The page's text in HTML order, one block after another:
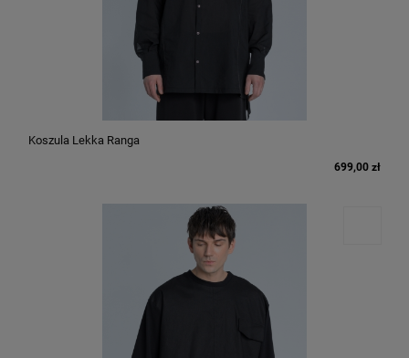
Koszula Lekka Ranga
699,00 zł